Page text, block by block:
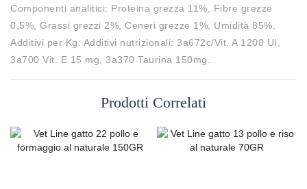
Componenti analitici: Proteina grezza 11%, Fibre grezze
0,5%, Grassi grezzi 2%, Ceneri grezze 1%, Umidità 85%.
Additivi per Kg: Additivi nutrizionali: 3a672c/Vit. A 1200 UI,
3a700 Vit. E 15 mg, 3a370 Taurina 150mg.
Prodotti Correlati